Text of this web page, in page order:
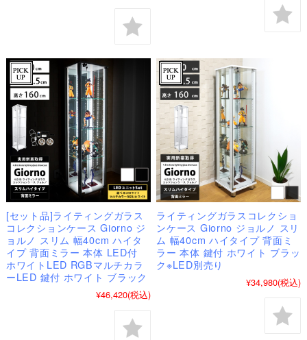
[セット品]ライティングガラス
コレクションケース Giorno ジ
ョルノ スリム 幅40cm ハイタ
イプ 背面ミラー 本体 LED付
ホワイトLED RGBマルチカラ
ーLED 鍵付 ホワイト ブラック
¥46,420(税込)
ライティングガラスコレクショ
ンケース Giorno ジョルノ スリ
ム 幅40cm ハイタイプ 背面ミ
ラー 本体 鍵付 ホワイト ブラッ
ク※LED別売り
¥34,980(税込)